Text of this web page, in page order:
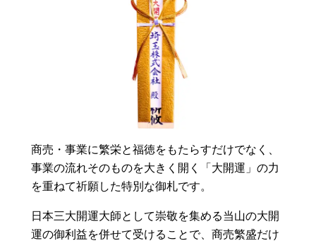
商売・事業に繁栄と福徳をもたらすだけでなく、
事業の流れそのものを大きく開く「大開運」の力
を重ねて祈願した特別な御札です。
日本三大開運大師として崇敬を集める当山の大開
運の御利益を併せて受けることで、商売繁盛だけ